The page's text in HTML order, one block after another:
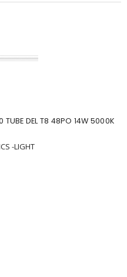
TUBE DEL T8 48PO 14W 5000K
-LIGHT